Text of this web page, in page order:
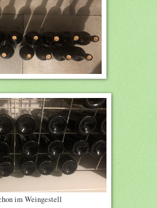
im Weingestell